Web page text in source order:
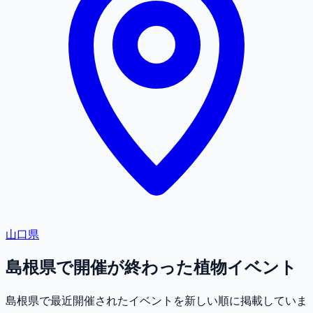
山口県
島根県で開催が終わった植物イベント
島根県で最近開催されたイベントを新しい順に掲載していま